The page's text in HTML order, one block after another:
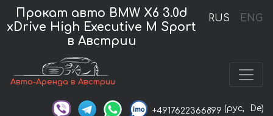
RUS ENG
Прокат авто BMW X6 3.0d
xDrive High Executive M Sport
в Австрии
Авто-Аренда в Австрии
+4917622366899 (рус, De)